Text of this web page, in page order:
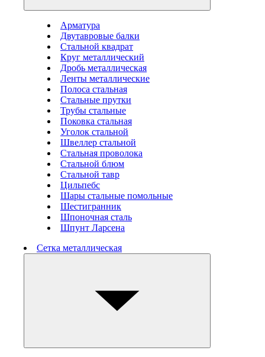
Арматура
Двутавровые балки
Стальной квадрат
Круг металлический
Дробь металлическая
Ленты металлические
Полоса стальная
Стальные прутки
Трубы стальные
Поковка стальная
Уголок стальной
Швеллер стальной
Стальная проволока
Стальной блюм
Стальной тавр
Цильпебс
Шары стальные помольные
Шестигранник
Шпоночная сталь
Шпунт Ларсена
Сетка металлическая